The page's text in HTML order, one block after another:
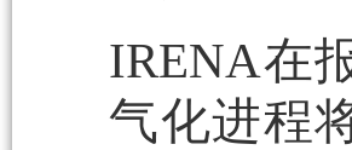
IRENA在
气化进程